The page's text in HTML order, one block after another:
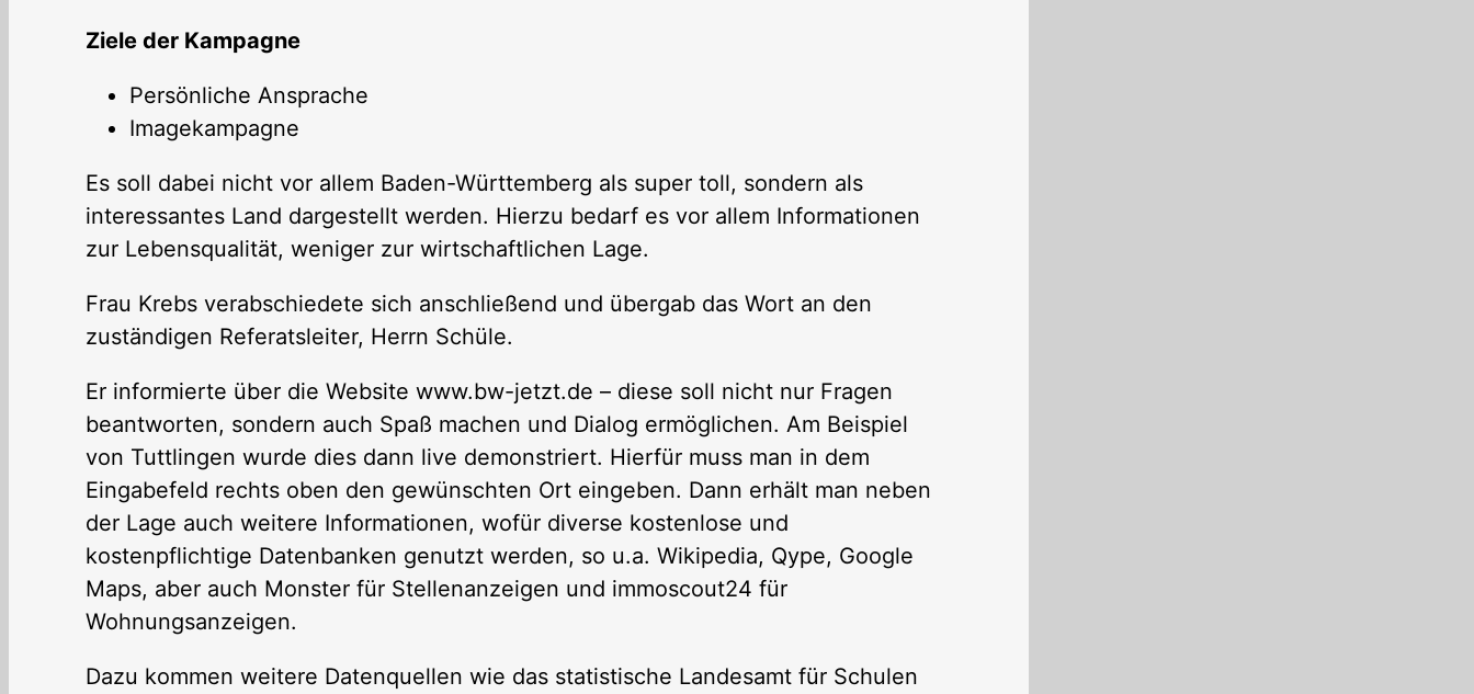
Ziele der Kampagne
Persönliche Ansprache
Imagekampagne
Es soll dabei nicht vor allem Baden-Württemberg als super toll, sondern als
interessantes Land dargestellt werden. Hierzu bedarf es vor allem Informationen
zur Lebensqualität, weniger zur wirtschaftlichen Lage.
Frau Krebs verabschiedete sich anschließend und übergab das Wort an den
zuständigen Referatsleiter, Herrn Schüle.
Er informierte über die Website www.bw-jetzt.de – diese soll nicht nur Fragen
beantworten, sondern auch Spaß machen und Dialog ermöglichen. Am Beispiel
von Tuttlingen wurde dies dann live demonstriert. Hierfür muss man in dem
Eingabefeld rechts oben den gewünschten Ort eingeben. Dann erhält man neben
der Lage auch weitere Informationen, wofür diverse kostenlose und
kostenpflichtige Datenbanken genutzt werden, so u.a. Wikipedia, Qype, Google
Maps, aber auch Monster für Stellenanzeigen und immoscout24 für
Wohnungsanzeigen.
Dazu kommen weitere Datenquellen wie das statistische Landesamt für Schulen